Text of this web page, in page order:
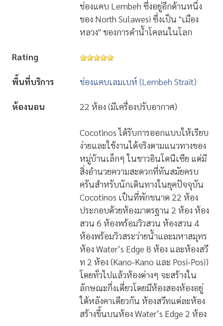
ช่องแคบ Lembeh ซึ่งอยู่อีกด้านหนึ่ง
ของ North Sulawesi ซึ่งเป็น "เมือง
หลวง" ของการดำน้ำโคลนในโลก
Rating
พื้นที่บริการ ช่องแคบเลมเบห์ (Lembeh Strait)
ห้องนอน 22 ห้อง (มีเครื่องปรับอากาศ)
Cocotinos ได้รับการออกแบบให้เรียบ
ง่ายและใช้งานได้จริงตามแนวทางของ
หมู่บ้านเล็กๆ ในชาวอินโดนีเซีย แต่มี
สิ่งอำนวยความสะดวกที่ทันสมัยครบ
ครันสำหรับนักเดินทางในยุคปัจจุบัน
Cocotinos เป็นที่พักขนาด 22 ห้อง
ประกอบด้วยห้องมาตรฐาน 2 ห้อง ห้อง
สวน 6 ห้องพร้อมวิวสวน ห้องสวน 4
ห้องพร้อมวิวสระว่ายน้ำและมหาสมุทร
ห้อง Water’s Edge 8 ห้อง และห้องสวี
ท 2 ห้อง (Kano-Kano และ Posi-Posi)
โดยทั่วไปแล้วห้องต่างๆ จะสร้างใน
ลักษณะกึ่งเดี่ยวโดยมีห้องสองห้องอยู่
ใต้หลังคาเดียวกัน ห้องสวีทแต่ละห้อง
สร้างขึ้นบนห้อง Water’s Edge 2 ห้อง